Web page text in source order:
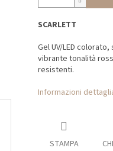
SCARLETT
Gel UV/LED
vibrante tonalità
resistenti.
Informazioni
STAMPA